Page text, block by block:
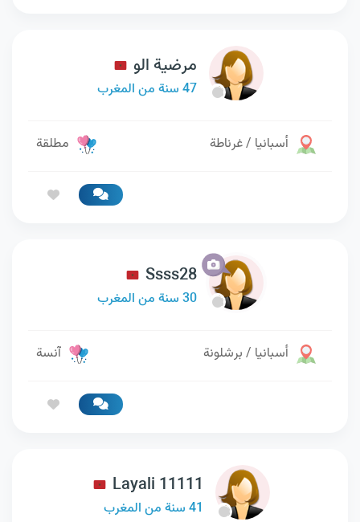
مرضية الو
47 سنة من المغرب
أسبانيا / غرناطة مطلقة
Ssss28
30 سنة من المغرب
أسبانيا / برشلونة آنسة
Layali 11111
41 سنة من المغرب